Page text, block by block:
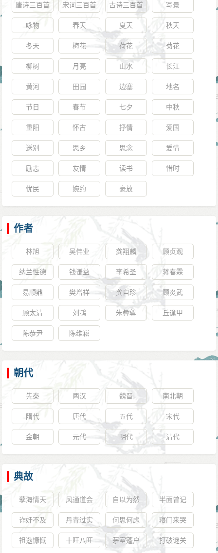
唐诗三百首 宋词三百首 古诗三百首 写景
咏物 春天 夏天 秋天
冬天 梅花 荷花 菊花
柳树 月亮 山水 长江
黄河 田园 边塞 地名
节日 春节 七夕 中秋
重阳 怀古 抒情 爱国
送别 思乡 思念 爱情
励志 友情 读书 惜时
忧民 婉约 豪放
作者
林旭 吴伟业 龚翔麟 顾贞观
纳兰性德 钱谦益 李希圣 蒋春霖
易顺鼎 樊增祥 龚自珍 顾炎武
顾太清 刘鹗 朱彝尊 丘逢甲
陈恭尹 陈维崧
朝代
先秦 两汉 魏晋 南北朝
隋代 唐代 五代 宋代
金朝 元代 明代 清代
典故
孽海情天 风通道会 自以为然 半面曾记
诈奸不及 丹青过实 何思何虑 寝门来哭
祖逖慷慨 十旺八旺 茅室蓬户 打破谜关